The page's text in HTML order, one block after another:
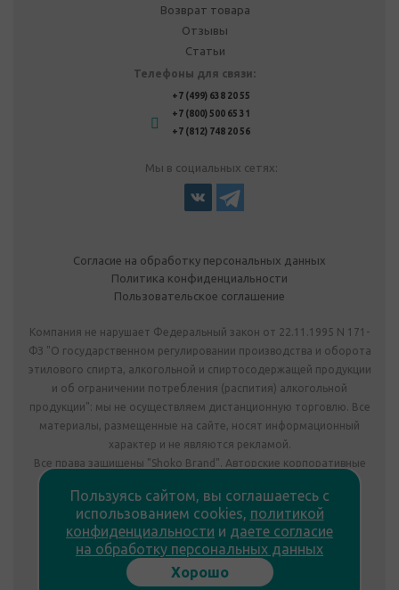
Возврат товара
Отзывы
Статьи
Телефоны для связи:
+7 (499) 638 20 55
+7 (800) 500 65 31
+7 (812) 748 20 56
Мы в социальных сетях:
Согласие на обработку персональных данных
Политика конфиденциальности
Пользовательское соглашение
Компания не нарушает Федеральный закон от 22.11.1995 N 171-
ФЗ "О государственном регулировании производства и оборота
этилового спирта, алкогольной и спиртосодержащей продукции
и об ограничении потребления (распития) алкогольной
продукции": мы не осуществляем дистанционную торговлю. Все
материалы, размещенные на сайте, носят информационный
характер и не являются рекламой.
Все права защищены "Shoko Brand". Авторские корпоративные
Комплектация подарка может отличаться от изображения.
Информация на сайте не является публичной офертой.
Сведения о продавце:
ООО «Фабрика подарков», лицензия №78РПА0009672 от
23.05.2023
Пользуясь сайтом, вы соглашаетесь с
использованием cookies, политикой
конфиденциальности и даете согласие
на обработку персональных данных
Хорошо